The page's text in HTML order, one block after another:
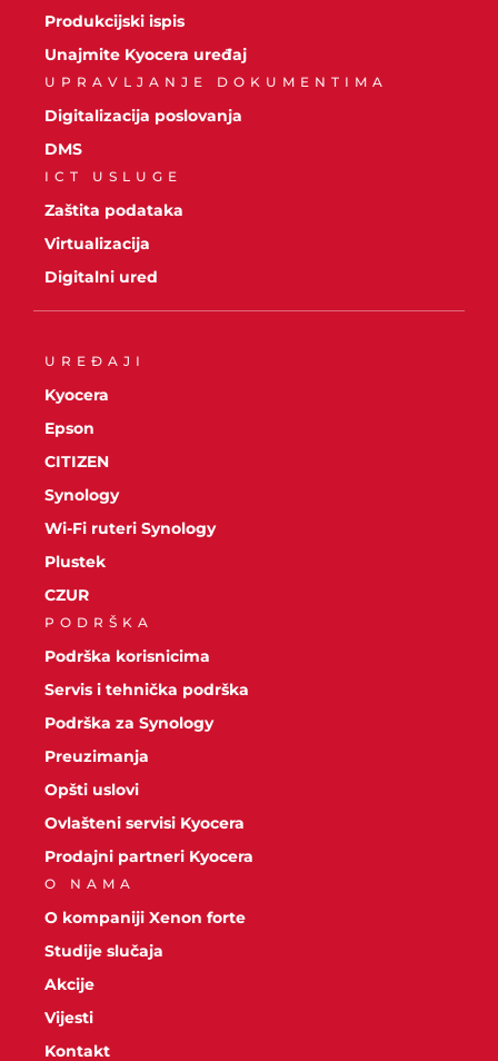
Produkcijski ispis
Unajmite Kyocera uređaj
UPRAVLJANJE DOKUMENTIMA
Digitalizacija poslovanja
DMS
ICT USLUGE
Zaštita podataka
Virtualizacija
Digitalni ured
UREĐAJI
Kyocera
Epson
CITIZEN
Synology
Wi-Fi ruteri Synology
Plustek
CZUR
PODRŠKA
Podrška korisnicima
Servis i tehnička podrška
Podrška za Synology
Preuzimanja
Opšti uslovi
Ovlašteni servisi Kyocera
Prodajni partneri Kyocera
O NAMA
O kompaniji Xenon forte
Studije slučaja
Akcije
Vijesti
Kontakt